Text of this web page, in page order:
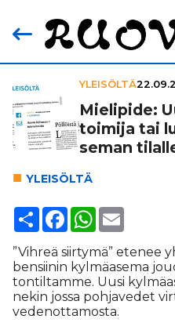
YLEISÖLTÄ
Mielipide:
toimija tai
se­man
YLEI­SÖL­TÄ
Share FacebookWhatsApp
”Vih­reä siir­ty­mä” ete­nee
ben­sii­nin kyl­mä­a­se­ma
ton­til­tam­me. Uu­si
ne­kin jos­sa poh­ja­ve­det
ve­de­not­ta­mos­ta.